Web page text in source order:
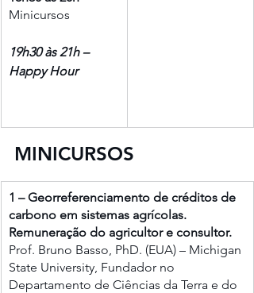
Minicursos
19h30 às 21h –
Happy Hour
MINICURSOS
1 – Georreferenciamento de créditos de
carbono em sistemas agrícolas.
Remuneração do agricultor e consultor.
Prof. Bruno Basso, PhD. (EUA) – Michigan
State University, Fundador no
Departamento de Ciências da Terra e do